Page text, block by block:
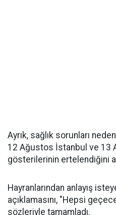
Ayrık, sağlık sorunları
12 Ağustos İstanbul ve 13
gösterilerinin ertelendiğini
Hayranlarından anlayış
açıklamasını, "Hepsi
sözleriyle tamamladı.